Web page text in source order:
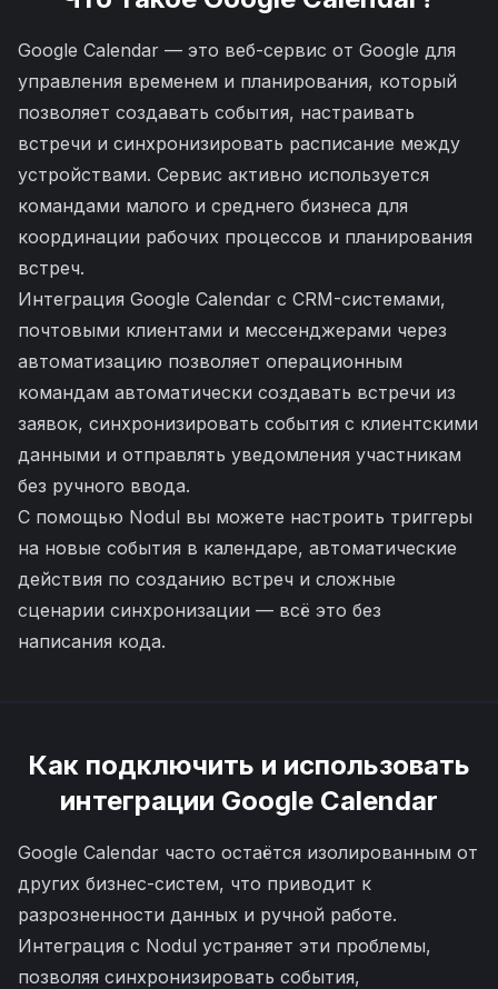
Google Calendar — это веб-сервис от Google для
управления временем и планирования, который
позволяет создавать события, настраивать
встречи и синхронизировать расписание между
устройствами. Сервис активно используется
командами малого и среднего бизнеса для
координации рабочих процессов и планирования
встреч.
Интеграция Google Calendar с CRM-системами,
почтовыми клиентами и мессенджерами через
автоматизацию позволяет операционным
командам автоматически создавать встречи из
заявок, синхронизировать события с клиентскими
данными и отправлять уведомления участникам
без ручного ввода.
С помощью Nodul вы можете настроить триггеры
на новые события в календаре, автоматические
действия по созданию встреч и сложные
сценарии синхронизации — всё это без
написания кода.
Как подключить и использовать
интеграции Google Calendar
Google Calendar часто остаётся изолированным от
других бизнес-систем, что приводит к
разрозненности данных и ручной работе.
Интеграция с Nodul устраняет эти проблемы,
позволяя синхронизировать события,